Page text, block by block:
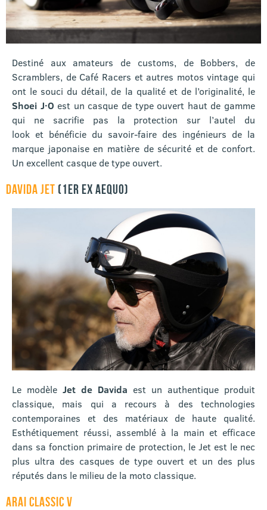
Destiné aux amateurs de customs, de Bobbers, de
Scramblers, de Café Racers et autres motos vintage qui
ont le souci du détail, de la qualité et de l’originalité, le
Shoei J·O est un casque de type ouvert haut de gamme
qui ne sacrifie pas la protection sur l’autel du
look et bénéficie du savoir-faire des ingénieurs de la
marque japonaise en matière de sécurité et de confort.
Un excellent casque de type ouvert.
DAVIDA JET (1ER EX AEQUO)
Le modèle Jet de Davida est un authentique produit
classique, mais qui a recours à des technologies
contemporaines et des matériaux de haute qualité.
Esthétiquement réussi, assemblé à la main et efficace
dans sa fonction primaire de protection, le Jet est le nec
plus ultra des casques de type ouvert et un des plus
réputés dans le milieu de la moto classique.
ARAI CLASSIC V